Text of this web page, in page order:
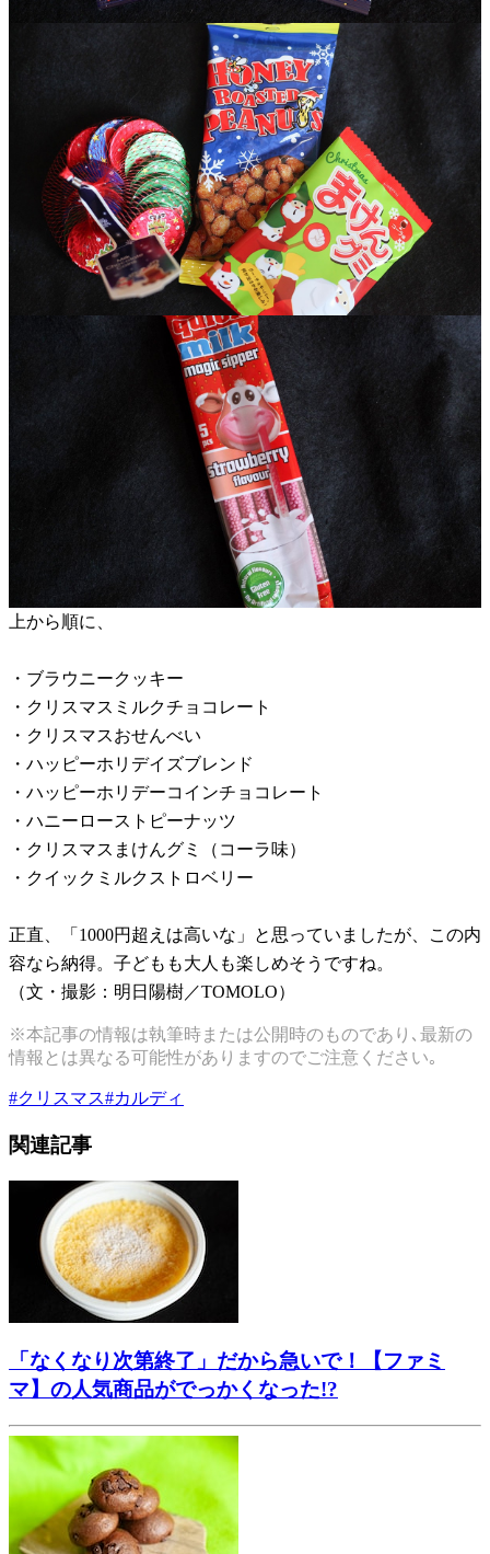
上から順に、
・ブラウニークッキー
・クリスマスミルクチョコレート
・クリスマスおせんべい
・ハッピーホリデイズブレンド
・ハッピーホリデーコインチョコレート
・ハニーローストピーナッツ
・クリスマスまけんグミ（コーラ味）
・クイックミルクストロベリー
正直、「1000円超えは高いな」と思っていましたが、この内
容なら納得。子どもも大人も楽しめそうですね。
（文・撮影：明日陽樹／TOMOLO）
※本記事の情報は執筆時または公開時のものであり､最新の
情報とは異なる可能性がありますのでご注意ください｡
#クリスマス#カルディ
関連記事
「なくなり次第終了」だから急いで！【ファミ
マ】の人気商品がでっかくなった!?